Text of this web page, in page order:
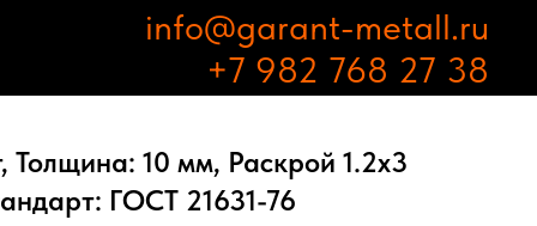
info@garant-metall.ru
+7 982 768 27 38
10 мм, Раскрой 1.2х3
ГОСТ 21631-76